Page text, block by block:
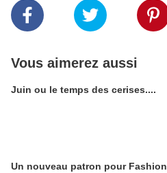
Vous aimerez aussi
Juin ou le temps des cerises....
Un nouveau patron pour Fashion